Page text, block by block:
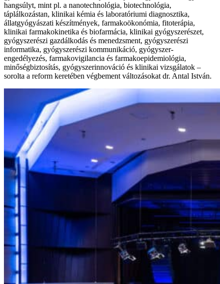
hangsúlyt, mint pl. a nanotechnológia, biotechnológia,
táplálkozástan, klinikai kémia és laboratóriumi diagnosztika,
állatgyógyászati készítmények, farmakoökonómia, fitoterápia,
klinikai farmakokinetika és biofarmácia, klinikai gyógyszerészet,
gyógyszerészi gazdálkodás és menedzsment, gyógyszerészi
informatika, gyógyszerészi kommunikáció, gyógyszer-
engedélyezés, farmakovigilancia és farmakoepidemiológia,
minőségbiztosítás, gyógyszerinnováció és klinikai vizsgálatok –
sorolta a reform keretében végbement változásokat dr. Antal István.